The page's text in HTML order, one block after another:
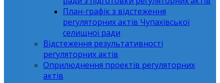
План-графік з відстеження
регуляторних актів Чупахівської
селищної ради
Відстеження результативності
регуляторних актів
Оприлюднення проектів регуляторних
актів